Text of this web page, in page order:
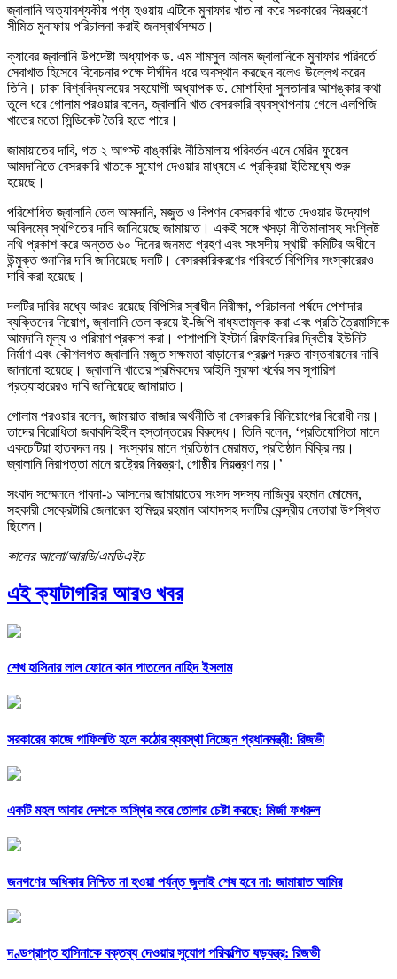
জ্বালানি অত্যাবশ্যকীয় পণ্য হওয়ায় এটিকে মুনাফার খাত না করে সরকারের নিয়ন্ত্রণে
সীমিত মুনাফায় পরিচালনা করাই জনস্বার্থসম্মত।
ক্যাবের জ্বালানি উপদেষ্টা অধ্যাপক ড. এম শামসুল আলম জ্বালানিকে মুনাফার পরিবর্তে
সেবাখাত হিসেবে বিবেচনার পক্ষে দীর্ঘদিন ধরে অবস্থান করছেন বলেও উল্লেখ করেন
তিনি। ঢাকা বিশ্ববিদ্যালয়ের সহযোগী অধ্যাপক ড. মোশাহিদা সুলতানার আশঙ্কার কথা
তুলে ধরে গোলাম পরওয়ার বলেন, জ্বালানি খাত বেসরকারি ব্যবস্থাপনায় গেলে এলপিজি
খাতের মতো সিন্ডিকেট তৈরি হতে পারে।
জামায়াতের দাবি, গত ২ আগস্ট বাঙ্কারিং নীতিমালায় পরিবর্তন এনে মেরিন ফুয়েল
আমদানিতে বেসরকারি খাতকে সুযোগ দেওয়ার মাধ্যমে এ প্রক্রিয়া ইতিমধ্যে শুরু
হয়েছে।
পরিশোধিত জ্বালানি তেল আমদানি, মজুত ও বিপণন বেসরকারি খাতে দেওয়ার উদ্যোগ
অবিলম্বে স্থগিতের দাবি জানিয়েছে জামায়াত। একই সঙ্গে খসড়া নীতিমালাসহ সংশ্লিষ্ট
নথি প্রকাশ করে অন্তত ৬০ দিনের জনমত গ্রহণ এবং সংসদীয় স্থায়ী কমিটির অধীনে
উন্মুক্ত শুনানির দাবি জানিয়েছে দলটি। বেসরকারিকরণের পরিবর্তে বিপিসির সংস্কারেরও
দাবি করা হয়েছে।
দলটির দাবির মধ্যে আরও রয়েছে বিপিসির স্বাধীন নিরীক্ষা, পরিচালনা পর্ষদে পেশাদার
ব্যক্তিদের নিয়োগ, জ্বালানি তেল ক্রয়ে ই-জিপি বাধ্যতামূলক করা এবং প্রতি ত্রৈমাসিকে
আমদানি মূল্য ও পরিমাণ প্রকাশ করা। পাশাপাশি ইস্টার্ন রিফাইনারির দ্বিতীয় ইউনিট
নির্মাণ এবং কৌশলগত জ্বালানি মজুত সক্ষমতা বাড়ানোর প্রকল্প দ্রুত বাস্তবায়নের দাবি
জানানো হয়েছে। জ্বালানি খাতের শ্রমিকদের আইনি সুরক্ষা খর্বের সব সুপারিশ
প্রত্যাহারেরও দাবি জানিয়েছে জামায়াত।
গোলাম পরওয়ার বলেন, জামায়াত বাজার অর্থনীতি বা বেসরকারি বিনিয়োগের বিরোধী নয়।
তাদের বিরোধিতা জবাবদিহিহীন হস্তান্তরের বিরুদ্ধে। তিনি বলেন, ‘প্রতিযোগিতা মানে
একচেটিয়া হাতবদল নয়। সংস্কার মানে প্রতিষ্ঠান মেরামত, প্রতিষ্ঠান বিক্রি নয়।
জ্বালানি নিরাপত্তা মানে রাষ্ট্রের নিয়ন্ত্রণ, গোষ্ঠীর নিয়ন্ত্রণ নয়।’
সংবাদ সম্মেলনে পাবনা-১ আসনের জামায়াতের সংসদ সদস্য নাজিবুর রহমান মোমেন,
সহকারী সেক্রেটারি জেনারেল হামিদুর রহমান আযাদসহ দলটির কেন্দ্রীয় নেতারা উপস্থিত
ছিলেন।
কালের আলো/আরডি/এমডিএইচ
এই ক্যাটাগরির আরও খবর
শেখ হাসিনার লাল ফোনে কান পাতলেন নাহিদ ইসলাম
সরকারের কাজে গাফিলতি হলে কঠোর ব্যবস্থা নিচ্ছেন প্রধানমন্ত্রী: রিজভী
একটি মহল আবার দেশকে অস্থির করে তোলার চেষ্টা করছে: মির্জা ফখরুল
জনগণের অধিকার নিশ্চিত না হওয়া পর্যন্ত জুলাই শেষ হবে না: জামায়াত আমির
দণ্ডপ্রাপ্ত হাসিনাকে বক্তব্য দেওয়ার সুযোগ পরিকল্পিত ষড়যন্ত্র: রিজভী